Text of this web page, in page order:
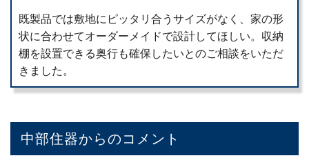
既製品では敷地にピッタリ合うサイズがなく、家の形
状に合わせてオーダーメイドで設計してほしい。収納
棚を設置できる奥行も確保したいとのご相談をいただ
きました。
中部住器からのコメント